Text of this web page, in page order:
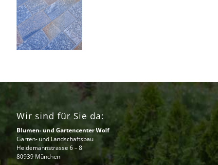
Wir sind für Sie da:
Blumen- und Gartencenter Wolf
Garten- und Landschaftsbau
Heidemannstrasse 6 – 8
80939 München